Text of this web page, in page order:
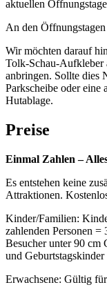
aktuellen
An den
Wir möchten darauf
Tolk-Schau-Aufkleber
anbringen. Sollte dies
Parkscheibe oder eine
Hutablage.
Preise
Einmal Zahlen –
Es entstehen keine
Attraktionen.
Kinder/Familien:
zahlenden Personen =
Besucher unter 90 cm
und
Erwachsene: Gültig